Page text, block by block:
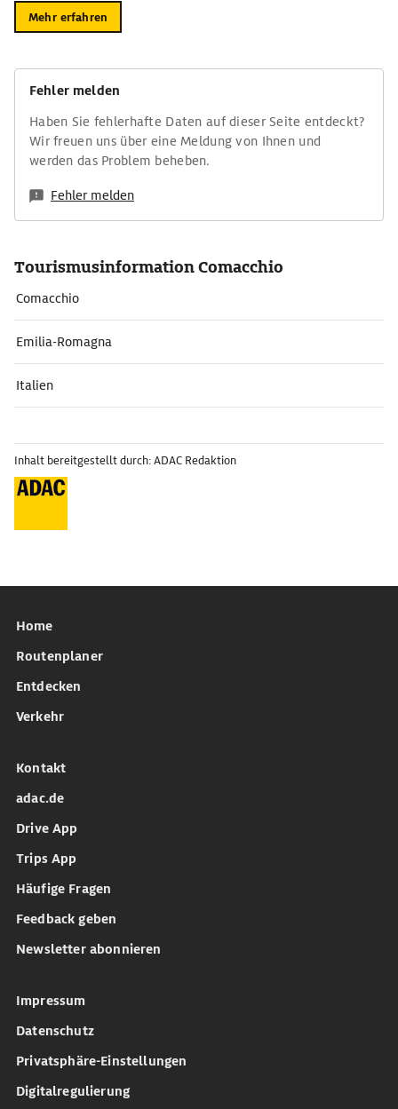
Mehr erfahren
Fehler melden
Haben Sie fehlerhafte Daten auf dieser Seite entdeckt?
Wir freuen uns über eine Meldung von Ihnen und
werden das Problem beheben.
Fehler melden
Tourismusinformation Comacchio
Comacchio
Emilia-Romagna
Italien
Inhalt bereitgestellt durch: ADAC Redaktion
Home
Routenplaner
Entdecken
Verkehr
Kontakt
adac.de
Drive App
Trips App
Häufige Fragen
Feedback geben
Newsletter abonnieren
Impressum
Datenschutz
Privatsphäre-Einstellungen
Digitalregulierung